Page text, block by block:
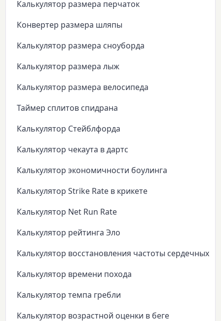
Калькулятор размера перчаток
Конвертер размера шляпы
Калькулятор размера сноуборда
Калькулятор размера лыж
Калькулятор размера велосипеда
Таймер сплитов спидрана
Калькулятор Стейблфорда
Калькулятор чекаута в дартс
Калькулятор экономичности боулинга
Калькулятор Strike Rate в крикете
Калькулятор Net Run Rate
Калькулятор рейтинга Эло
Калькулятор восстановления частоты сердечных
Калькулятор времени похода
Калькулятор темпа гребли
Калькулятор возрастной оценки в беге